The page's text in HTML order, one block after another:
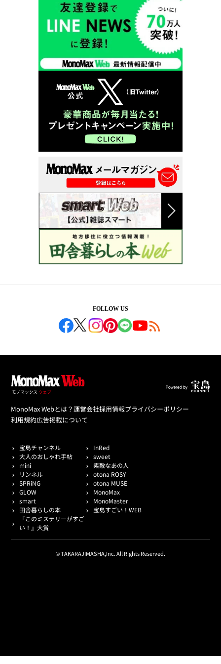
FOLLOW US
MonoMax Webとは？運営会社採用情報プライバシーポリシー
利用規約広告掲載について
宝島チャンネル
InRed
大人のおしゃれ手帖
sweet
mini
素敵なあの人
リンネル
otona ROSY
SPRiNG
otona MUSE
GLOW
MonoMax
smart
MonoMaster
田舎暮らしの本
宝島すごい！WEB
『このミステリーがすご
い！』大賞
© TAKARAJIMASHA,Inc. All Rights Reserved.